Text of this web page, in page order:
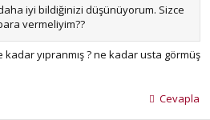
iyi bildiğinizi düşünüyorum. Sizce
vermeliyim??
yıpranmış ? ne kadar usta görmüş
Cevapla